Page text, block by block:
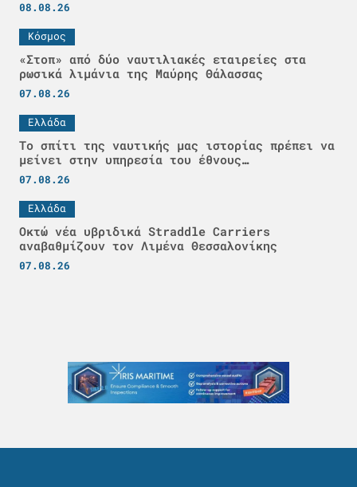
08.08.26
Κόσμος
«Στοπ» από δύο ναυτιλιακές εταιρείες στα
ρωσικά λιμάνια της Μαύρης Θάλασσας
07.08.26
Ελλάδα
Το σπίτι της ναυτικής μας ιστορίας πρέπει να
μείνει στην υπηρεσία του έθνους…
07.08.26
Ελλάδα
Οκτώ νέα υβριδικά Straddle Carriers
αναβαθμίζουν τον Λιμένα Θεσσαλονίκης
07.08.26